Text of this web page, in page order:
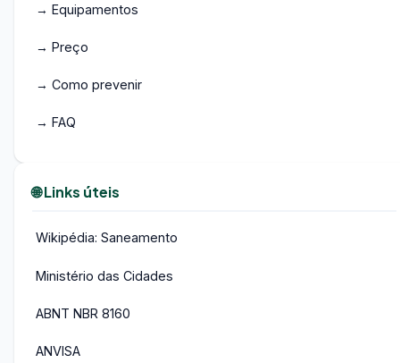
→ Equipamentos
→ Preço
→ Como prevenir
→ FAQ
🌐 Links úteis
Wikipédia: Saneamento
Ministério das Cidades
ABNT NBR 8160
ANVISA